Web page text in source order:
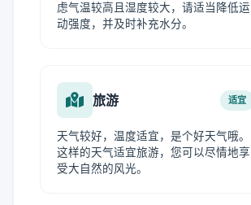
虑气温较高且湿度较大，请适当降低运
动强度，并及时补充水分。
旅游 适宜
天气较好，温度适宜，是个好天气哦。
这样的天气适宜旅游，您可以尽情地享
受大自然的风光。